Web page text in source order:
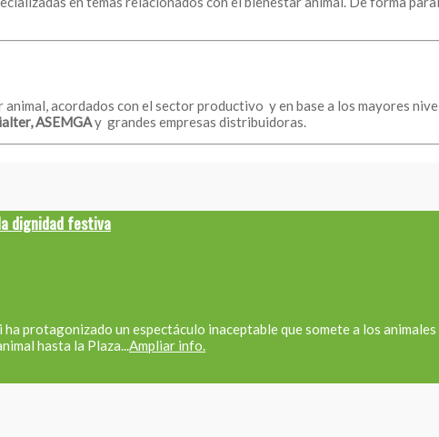
acordados con el sector productivo y en base a los mayores
ASEMGAy grandes empresas distribuidoras.
dignidad festiva
protagonizado un espectáculo inaceptable que somete a los
hasta la Plaza...Ampliar info.